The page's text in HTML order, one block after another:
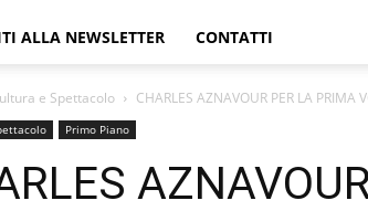
ALLA NEWSLETTER CONTATTI
e Spettacolo CHARLES AZNAVOUR PER LA PRIMA
Primo Piano